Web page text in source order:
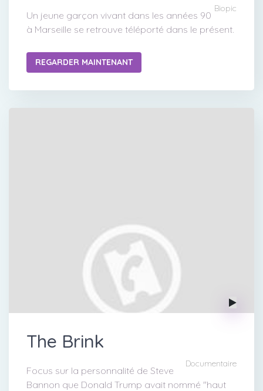
Biopic
Un jeune garçon vivant dans les années 90
à Marseille se retrouve téléporté dans le présent.
REGARDER MAINTENANT
The Brink
Documentaire
Focus sur la personnalité de Steve
Bannon que Donald Trump avait nommé "haut